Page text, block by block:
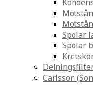
Spolar
Spolar
Carlsson